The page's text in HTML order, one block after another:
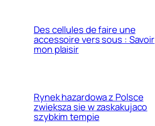
Des cellules de faire une
accessoire vers sous : Savoir
mon plaisir
Rynek hazardowa z Polsce
zwieksza sie w zaskakujaco
szybkim tempie